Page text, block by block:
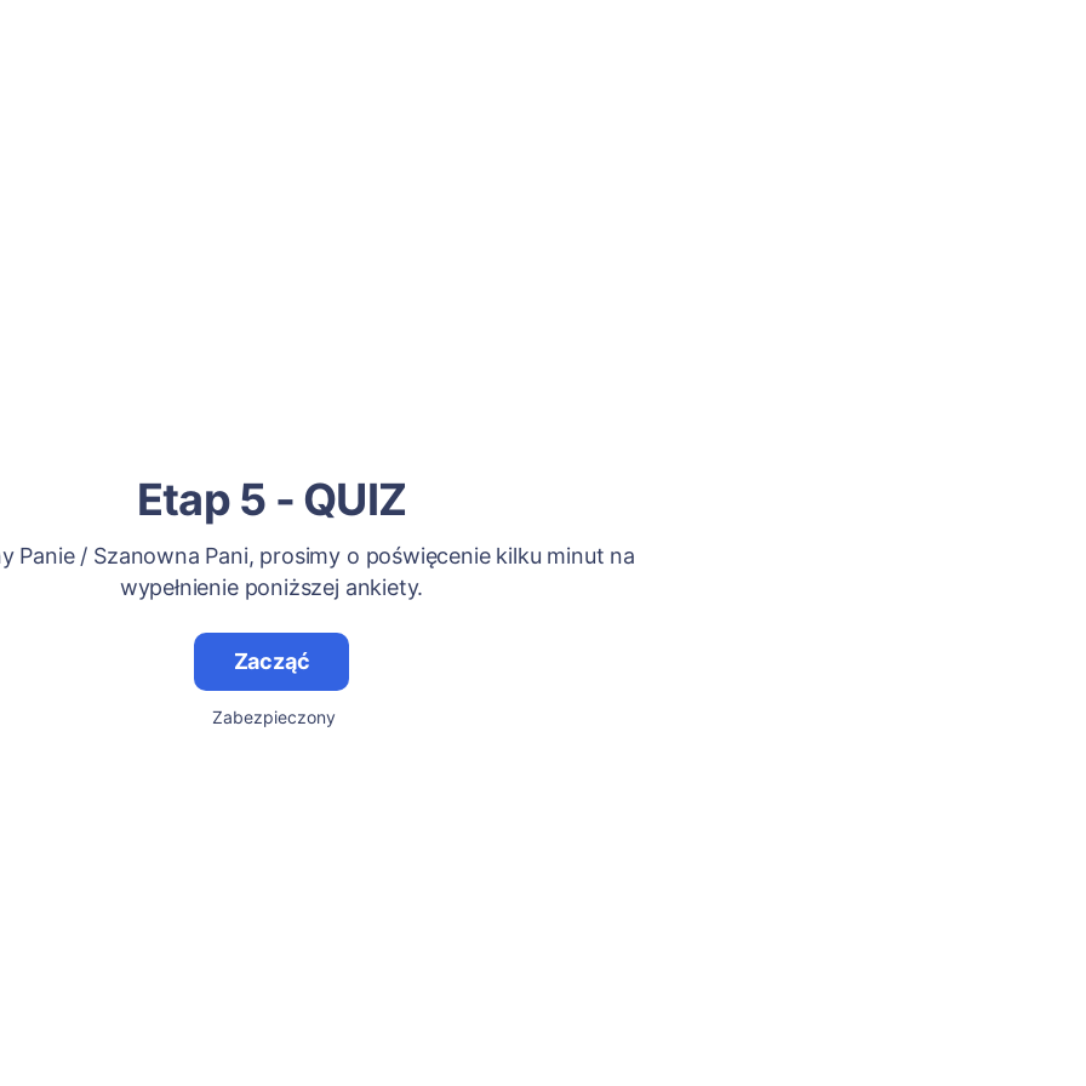
Etap 5 - QUIZ
Panie / Szanowna Pani, prosimy o poświęcenie kilku minut na
wypełnienie poniższej ankiety.
Zacząć
Zabezpieczony